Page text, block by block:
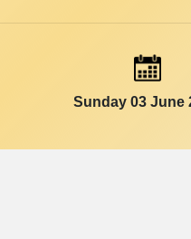
Sunday 03 June